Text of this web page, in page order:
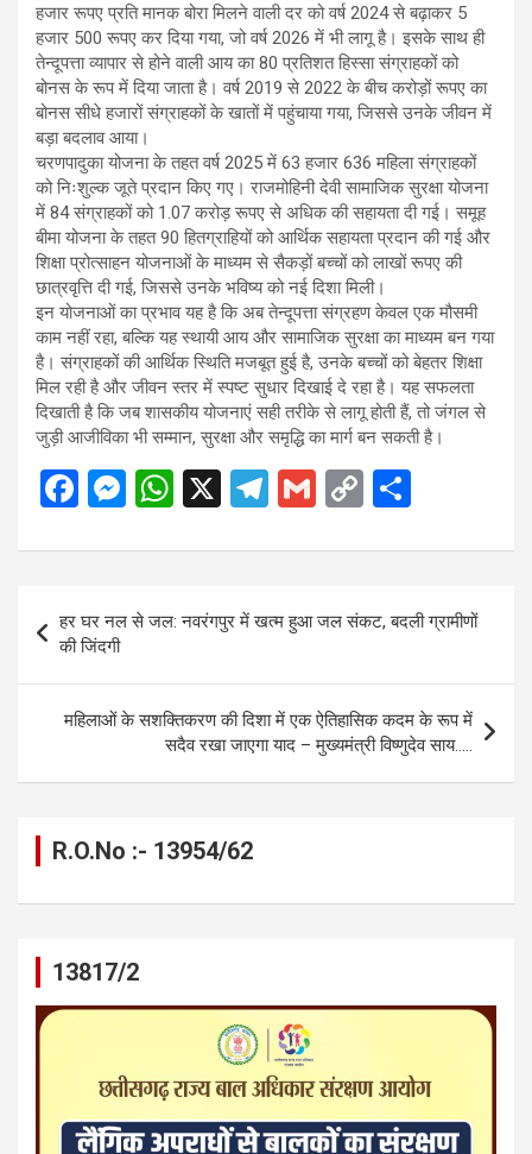
हजार रूपए प्रति मानक बोरा मिलने वाली दर को वर्ष 2024 से बढ़ाकर 5
हजार 500 रूपए कर दिया गया, जो वर्ष 2026 में भी लागू है। इसके साथ ही
तेन्दूपत्ता व्यापार से होने वाली आय का 80 प्रतिशत हिस्सा संग्राहकों को
बोनस के रूप में दिया जाता है। वर्ष 2019 से 2022 के बीच करोड़ों रूपए का
बोनस सीधे हजारों संग्राहकों के खातों में पहुंचाया गया, जिससे उनके जीवन में
बड़ा बदलाव आया।
चरणपादुका योजना के तहत वर्ष 2025 में 63 हजार 636 महिला संग्राहकों
को निःशुल्क जूते प्रदान किए गए। राजमोहिनी देवी सामाजिक सुरक्षा योजना
में 84 संग्राहकों को 1.07 करोड़ रूपए से अधिक की सहायता दी गई। समूह
बीमा योजना के तहत 90 हितग्राहियों को आर्थिक सहायता प्रदान की गई और
शिक्षा प्रोत्साहन योजनाओं के माध्यम से सैकड़ों बच्चों को लाखों रूपए की
छात्रवृत्ति दी गई, जिससे उनके भविष्य को नई दिशा मिली।
इन योजनाओं का प्रभाव यह है कि अब तेन्दूपत्ता संग्रहण केवल एक मौसमी
काम नहीं रहा, बल्कि यह स्थायी आय और सामाजिक सुरक्षा का माध्यम बन गया
है। संग्राहकों की आर्थिक स्थिति मजबूत हुई है, उनके बच्चों को बेहतर शिक्षा
मिल रही है और जीवन स्तर में स्पष्ट सुधार दिखाई दे रहा है। यह सफलता
दिखाती है कि जब शासकीय योजनाएं सही तरीके से लागू होती हैं, तो जंगल से
जुड़ी आजीविका भी सम्मान, सुरक्षा और समृद्धि का मार्ग बन सकती है।
F
ce
o
o
k
M
se
n
g
er
W
at
A
p
p
X
T
e
a
m
G
ail
C
py
n
k
ar
e
navigation
हर घर नल से जल: नवरंगपुर में खत्म हुआ जल संकट, बदली ग्रामीणों
की जिंदगी
महिलाओं के सशक्तिकरण की दिशा में एक ऐतिहासिक कदम के रूप में
सदैव रखा जाएगा याद – मुख्यमंत्री विष्णुदेव साय…..
R.O.No :- 13954/62
13817/2